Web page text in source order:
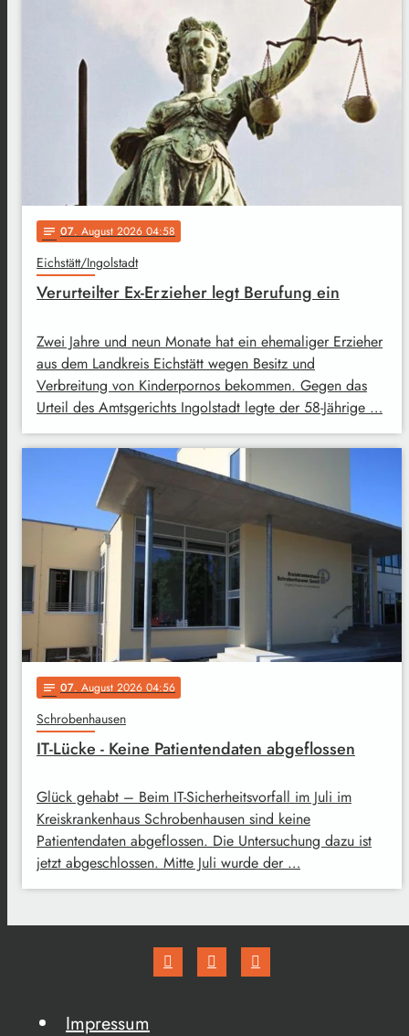
notes 07. August 2026 04:58
Eichstätt/Ingolstadt
Verurteilter Ex-Erzieher legt Berufung ein
Zwei Jahre und neun Monate hat ein ehemaliger Erzieher
aus dem Landkreis Eichstätt wegen Besitz und
Verbreitung von Kinderpornos bekommen. Gegen das
Urteil des Amtsgerichts Ingolstadt legte der 58-Jährige …
notes 07. August 2026 04:56
Schrobenhausen
IT-Lücke - Keine Patientendaten abgeflossen
Glück gehabt – Beim IT-Sicherheitsvorfall im Juli im
Kreiskrankenhaus Schrobenhausen sind keine
Patientendaten abgeflossen. Die Untersuchung dazu ist
jetzt abgeschlossen. Mitte Juli wurde der …
Impressum